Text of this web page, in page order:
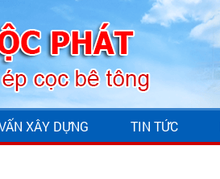
XÂY DỰNG TIN TỨC